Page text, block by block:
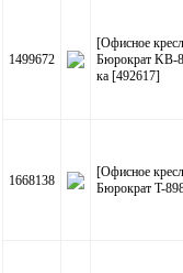
1499672
[Офисное
Бюрократ KB-
ка [492617]
1668138
[Офисное
Бюрократ T-